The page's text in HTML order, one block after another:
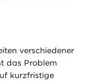
verschiedener
das Problem
kurzfristige